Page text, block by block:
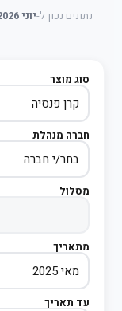
נתונים נכון ל-יוני 2026
סוג מוצר
חברה מנהלת
מסלול
מתאריך
עד תאריך